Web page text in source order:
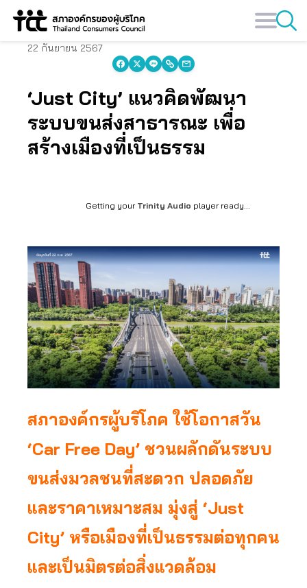
Skip
22 กันยายน 2567
‘Just City’ แนวคิดพัฒนา
ระบบขนส่งสาธารณะ เพื่อ
สร้างเมืองที่เป็นธรรม
Getting your Trinity Audio player ready...
สภาองค์กรผู้บริโภค ใช้โอกาสวัน
‘Car Free Day’ ชวนผลักดันระบบ
ขนส่งมวลชนที่สะดวก ปลอดภัย
และราคาเหมาะสม มุ่งสู่ ‘Just
City’ หรือเมืองที่เป็นธรรมต่อทุกคน
และเป็นมิตรต่อสิ่งแวดล้อม